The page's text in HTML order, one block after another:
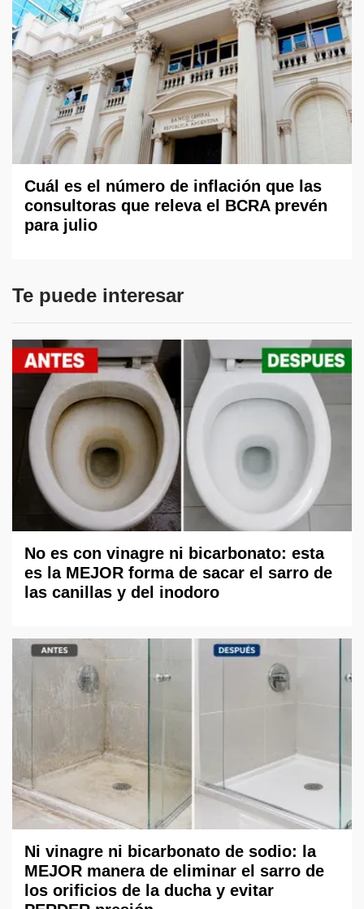
Cuál es el número de inflación que las
consultoras que releva el BCRA prevén
para julio
Te puede interesar
No es con vinagre ni bicarbonato: esta
es la MEJOR forma de sacar el sarro de
las canillas y del inodoro
Ni vinagre ni bicarbonato de sodio: la
MEJOR manera de eliminar el sarro de
los orificios de la ducha y evitar